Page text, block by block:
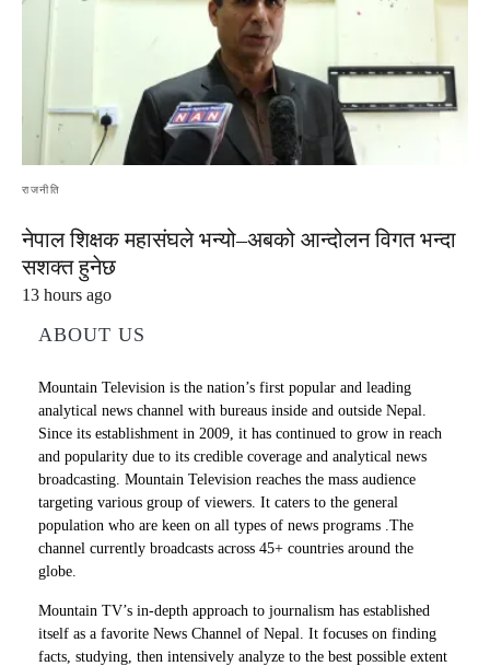
राजनीति
नेपाल शिक्षक महासंघले भन्यो–अबको आन्दोलन विगत भन्दा
सशक्त हुनेछ
13 hours ago
ABOUT US
Mountain Television is the nation’s first popular and leading
analytical news channel with bureaus inside and outside Nepal.
Since its establishment in 2009, it has continued to grow in reach
and popularity due to its credible coverage and analytical news
broadcasting. Mountain Television reaches the mass audience
targeting various group of viewers. It caters to the general
population who are keen on all types of news programs .The
channel currently broadcasts across 45+ countries around the
globe.
Mountain TV’s in-depth approach to journalism has established
itself as a favorite News Channel of Nepal. It focuses on finding
facts, studying, then intensively analyze to the best possible extent